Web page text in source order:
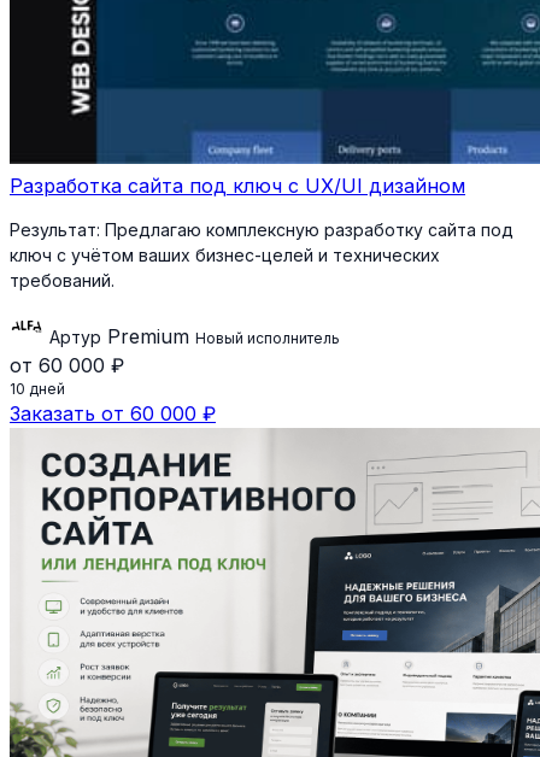
Разработка сайта под ключ с UX/UI дизайном
Результат: Предлагаю комплексную разработку сайта под
ключ с учётом ваших бизнес-целей и технических
требований.
Артур Premium Новый исполнитель
от 60 000 ₽
10 дней
Заказать от 60 000 ₽